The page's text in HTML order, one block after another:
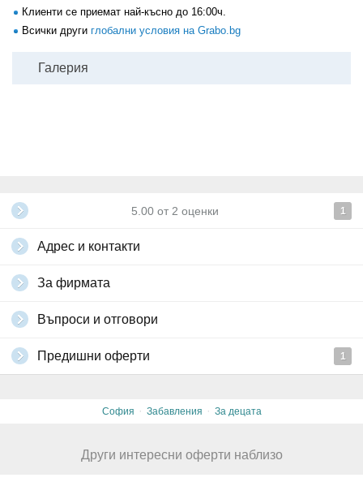
Клиенти се приемат най-късно до 16:00ч.
Всички други глобални условия на Grabo.bg
Галерия
5.00 от 2 оценки 1
Адрес и контакти
За фирмата
Въпроси и отговори
Предишни оферти 1
София · Забавления · За децата
Други интересни оферти наблизо